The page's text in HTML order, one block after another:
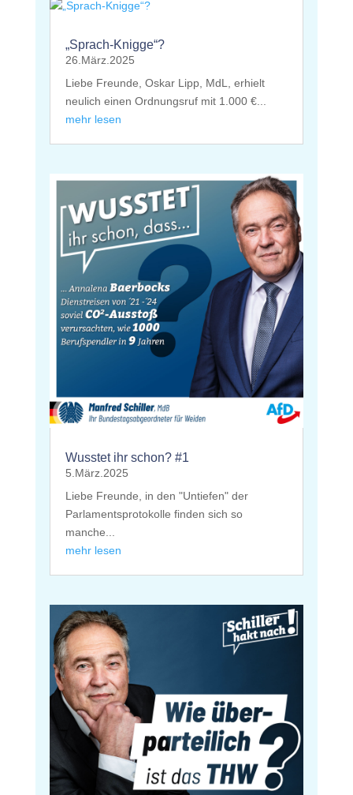
„Sprach-Knigge“?
26.März.2025
Liebe Freunde, Oskar Lipp, MdL, erhielt
neulich einen Ordnungsruf mit 1.000 €...
mehr lesen
Wusstet ihr schon? #1
5.März.2025
Liebe Freunde, in den "Untiefen" der
Parlamentsprotokolle finden sich so
manche...
mehr lesen